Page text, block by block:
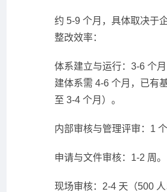
约 5-9 个月，具体取决于
整改效率：
体系建立与运行：3-6 个
建体系需 4-6 个月，已有
至 3-4 个月）。
内部审核与管理评审：1 个
申请与文件审核：1-2 周。
现场审核：2-4 天（500